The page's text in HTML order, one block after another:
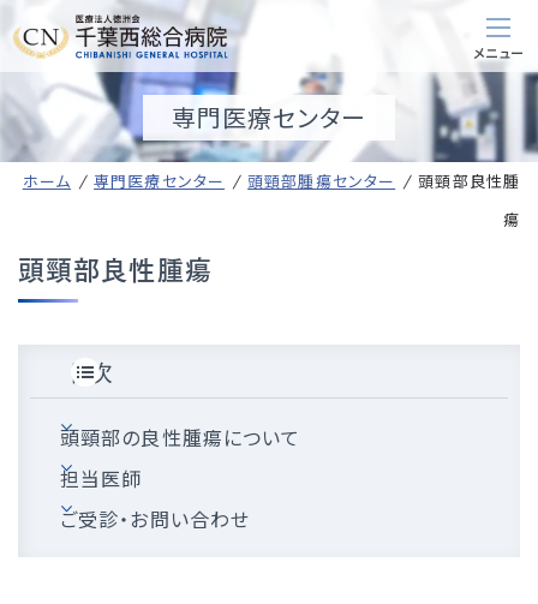
専門医療センター
ホーム 専門医療センター 頭頸部腫瘍センター
頭頸部良性腫
瘍
頭頸部良性腫瘍
目次
頭頸部の良性腫瘍について
担当医師
ご受診・お問い合わせ